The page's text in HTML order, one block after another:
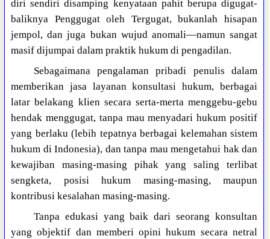
diri sendiri disamping kenyataan pahit berupa digugat-
baliknya Penggugat oleh Tergugat, bukanlah hisapan
jempol, dan juga bukan wujud anomali—namun sangat
masif dijumpai dalam praktik hukum di pengadilan.
Sebagaimana pengalaman pribadi penulis dalam
memberikan jasa layanan konsultasi hukum, berbagai
latar belakang klien secara serta-merta menggebu-gebu
hendak menggugat, tanpa mau menyadari hukum positif
yang berlaku (lebih tepatnya berbagai kelemahan sistem
hukum di Indonesia), dan tanpa mau mengetahui hak dan
kewajiban masing-masing pihak yang saling terlibat
sengketa, posisi hukum masing-masing, maupun
kontribusi kesalahan masing-masing.
Tanpa edukasi yang baik dari seorang konsultan
yang objektif dan memberi opini hukum secara netral